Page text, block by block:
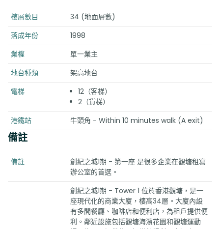
樓層數目
34 (地面層數)
落成年份
1998
業權
單一業主
地台種類
架高地台
電梯
12（客梯）
2（貨梯）
港鐵站
牛頭角 - Within 10 minutes walk (A exit)
備註
備註
創紀之城1期 - 第一座 是很多企業在觀塘租寫
辦公室的首選。
創紀之城1期 - Tower 1 位於香港觀塘，是一
座現代化的商業大廈，樓高34層。大廈內設
有多間餐廳、咖啡店和便利店，為租戶提供便
利。鄰近設施包括觀塘海濱花園和觀塘運動